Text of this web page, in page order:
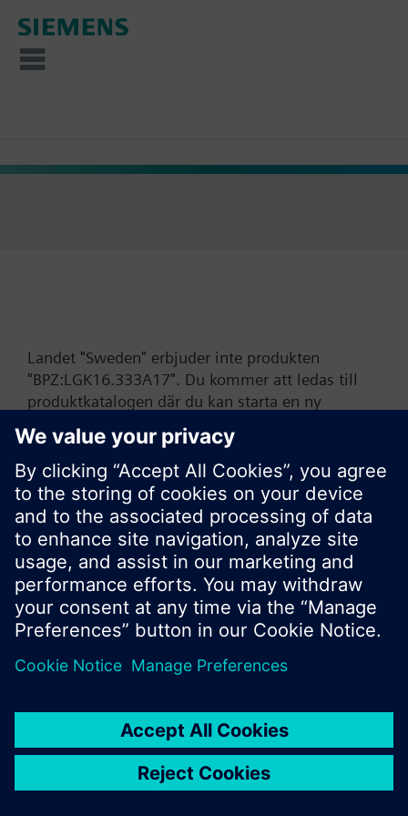
Landet "Sweden" erbjuder inte produkten
"BPZ:LGK16.333A17". Du kommer att ledas till
produktkatalogen där du kan starta en ny
sökning eller bläddra igenom Siemens stora
produktutbud.
OK